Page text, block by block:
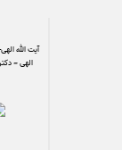
آیت الله
الهی –